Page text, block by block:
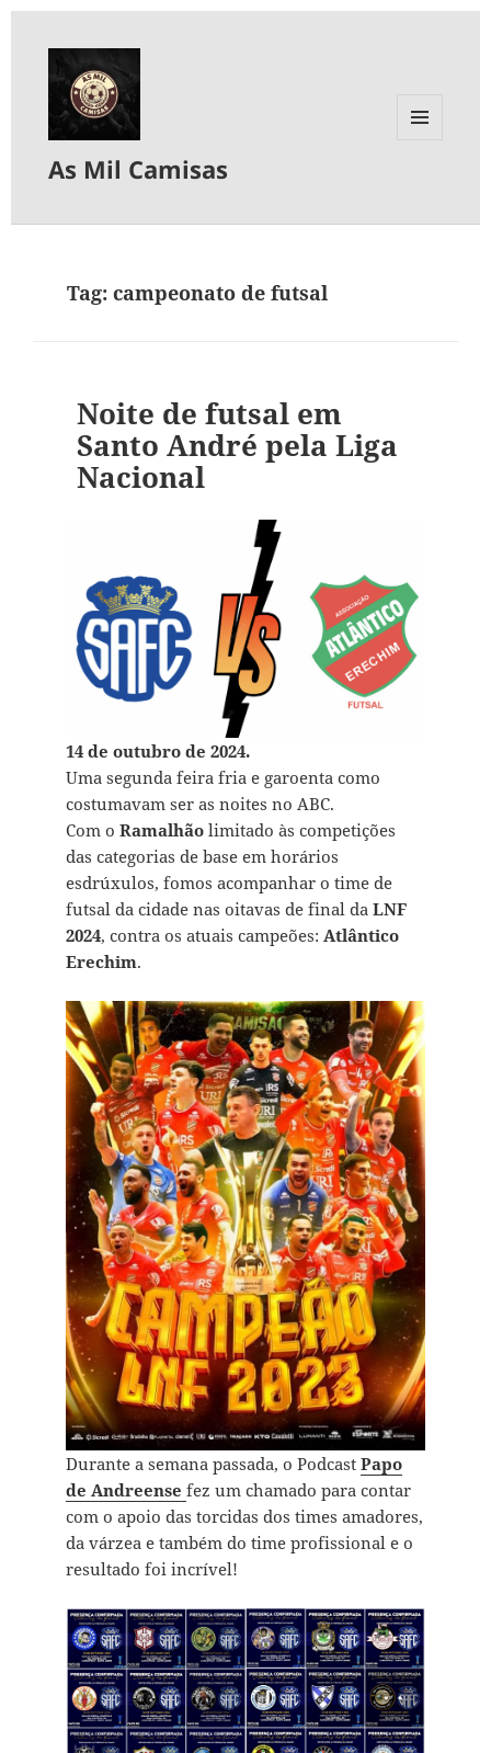
As Mil Camisas
Tag:campeonato de futsal
Noite de futsal em
Santo André pela Liga
Nacional
14 de outubro de 2024.
Uma segunda feira fria e garoenta como
costumavam ser as noites no ABC.
Com o Ramalhãolimitado às competições
das categorias de base em horários
esdrúxulos, fomos acompanhar o time de
futsal da cidade nas oitavas de final da LNF
2024, contra os atuais campeões: Atlântico
Erechim.
Durante a semana passada, o Podcast Papo
de Andreense fez um chamado para contar
com o apoio das torcidas dos times amadores,
da várzea e também do time profissional e o
resultado foi incrível!